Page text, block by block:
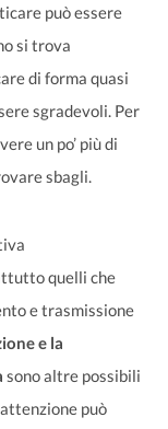
può essere
si trova
di forma quasi
sgradevoli. Per
un po’ più di
sbagli.
quelli che
e trasmissione
e la
sono altre possibili
può